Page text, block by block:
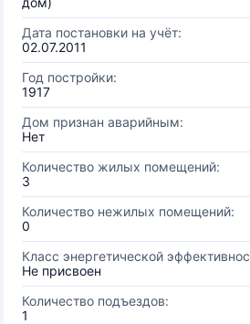
Дата постановки на учёт:
02.07.2011
Год постройки:
1917
Дом признан аварийным:
Нет
Количество жилых помещений:
3
Количество нежилых помещений:
0
Класс энергетической
Не присвоен
Количество подъездов:
1